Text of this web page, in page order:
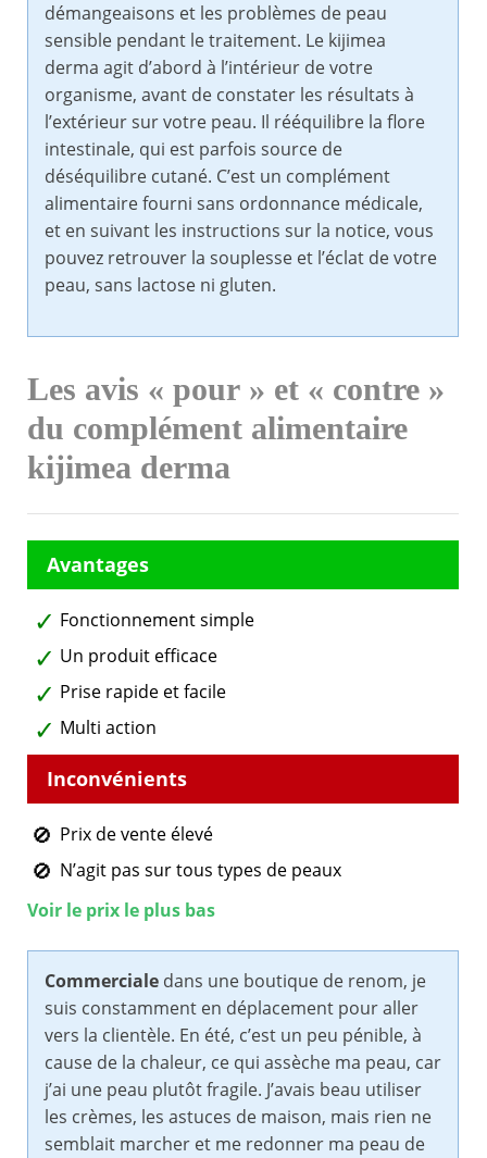
démangeaisons et les problèmes de peau
sensible pendant le traitement. Le kijimea
derma agit d’abord à l’intérieur de votre
organisme, avant de constater les résultats à
l’extérieur sur votre peau. Il rééquilibre la flore
intestinale, qui est parfois source de
déséquilibre cutané. C’est un complément
alimentaire fourni sans ordonnance médicale,
et en suivant les instructions sur la notice, vous
pouvez retrouver la souplesse et l’éclat de votre
peau, sans lactose ni gluten.
Les avis « pour » et « contre »
du complément alimentaire
kijimea derma
Fonctionnement simple
Un produit efficace
Prise rapide et facile
Multi action
Prix de vente élevé
N’agit pas sur tous types de peaux
Voir le prix le plus bas
Commerciale dans une boutique de renom, je
suis constamment en déplacement pour aller
vers la clientèle. En été, c’est un peu pénible, à
cause de la chaleur, ce qui assèche ma peau, car
j’ai une peau plutôt fragile. J’avais beau utiliser
les crèmes, les astuces de maison, mais rien ne
semblait marcher et me redonner ma peau de